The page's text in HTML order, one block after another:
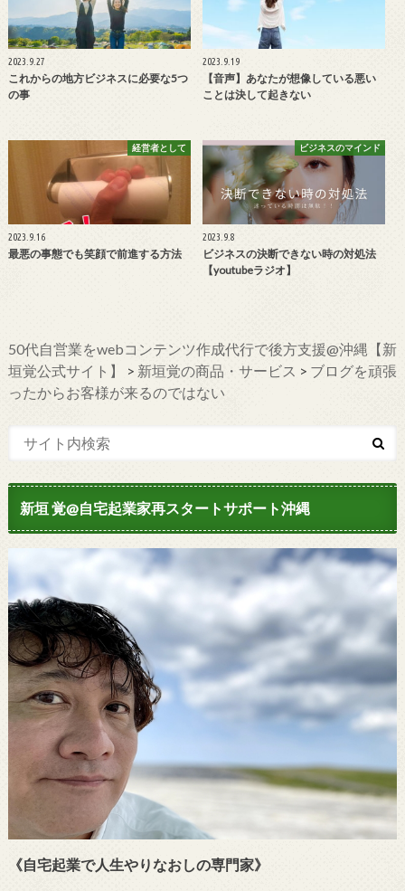
2023.9.27
これからの地方ビジネスに必要な5つ
の事
2023.9.19
【音声】あなたが想像している悪い
ことは決して起きない
経営者として
2023.9.16
最悪の事態でも笑顔で前進する方法
ビジネスのマインド
2023.9.8
ビジネスの決断できない時の対処法
【youtubeラジオ】
50代自営業をwebコンテンツ作成代行で後方支援@沖縄【新
垣覚公式サイト】
> 新垣覚の商品・サービス > ブログを頑張
ったからお客様が来るのではない
新垣 覚@自宅起業家再スタートサポート沖縄
《自宅起業で人生やりなおしの専門家》